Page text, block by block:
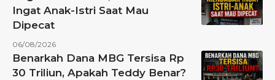
Ingat Anak-Istri Saat Mau
Dipecat
06/08/2026
Benarkah Dana MBG Tersisa Rp
30 Triliun, Apakah Teddy Benar?